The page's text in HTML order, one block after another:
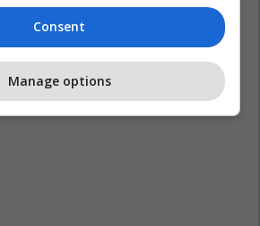
Consent
Manage options